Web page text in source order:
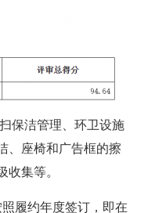
保洁管理、环卫设施
、座椅和⼴告框的擦
集等。
履约年度签订，即在